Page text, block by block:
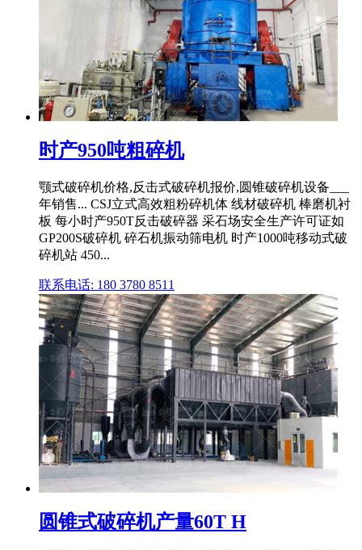
时产950吨粗碎机
颚式破碎机价格,反击式破碎机报价,圆锥破碎机设备___
年销售... CSJ立式高效粗粉碎机体 线材破碎机 棒磨机衬
板 每小时产950T反击破碎器 采石场安全生产许可证如
GP200S破碎机 碎石机振动筛电机 时产1000吨移动式破
碎机站 450...
联系电话: 180 3780 8511
圆锥式破碎机产量60T H